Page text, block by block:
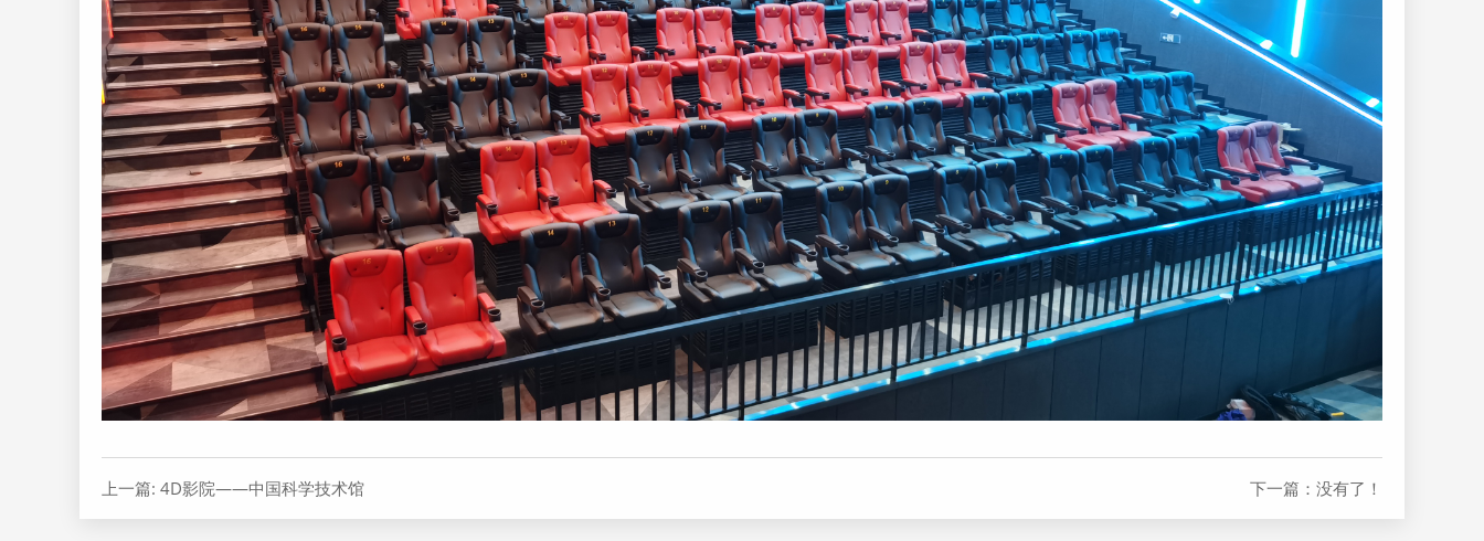
上一篇: 4D影院——中国科学技术馆 下一篇：没有了！